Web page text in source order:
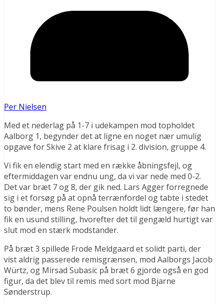
Per Nielsen
Med et nederlag på 1-7 i udekampen mod topholdet
Aalborg 1, begynder det at ligne en noget nær umulig
opgave for Skive 2 at klare frisag i 2. division, gruppe 4.
Vi fik en elendig start med en række åbningsfejl, og
eftermiddagen var endnu ung, da vi var nede med 0-2.
Det var bræt 7 og 8, der gik ned. Lars Agger forregnede
sig i et forsøg på at opnå terrænfordel og tabte i stedet
to bønder, mens Rene Poulsen holdt lidt længere, før han
fik en usund stilling, hvorefter det til gengæld hurtigt var
slut mod en stærk modstander.
På bræt 3 spillede Frode Meldgaard et solidt parti, der
vist aldrig passerede remisgrænsen, mod Aalborgs Jacob
Würtz, og Mirsad Subasic på bræt 6 gjorde også en god
figur, da det blev til remis med sort mod Bjarne
Sønderstrup.